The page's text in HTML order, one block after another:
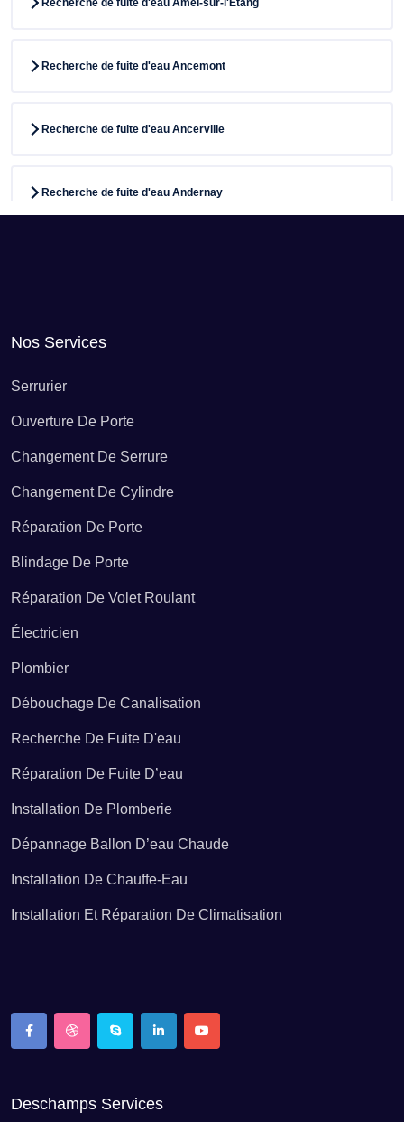
Recherche de fuite d'eau Amel-sur-l'Étang
Recherche de fuite d'eau Ancemont
Recherche de fuite d'eau Ancerville
Recherche de fuite d'eau Andernay
Recherche de fuite d'eau Aubréville
Recherche de fuite d'eau Autréville-Saint-Lambert
Recherche de fuite d'eau Avillers-Sainte-Croix
Recherche de fuite d'eau Avioth
Recherche de fuite d'eau Baâlon
Recherche de fuite d'eau Bannoncourt
Nos Services
Serrurier
Ouverture De Porte
Changement De Serrure
Changement De Cylindre
Réparation De Porte
Blindage De Porte
Réparation De Volet Roulant
Électricien
Plombier
Débouchage De Canalisation
Recherche De Fuite D'eau
Réparation De Fuite D’eau
Installation De Plomberie
Dépannage Ballon D’eau Chaude
Installation De Chauffe-Eau
Installation Et Réparation De Climatisation
Deschamps Services